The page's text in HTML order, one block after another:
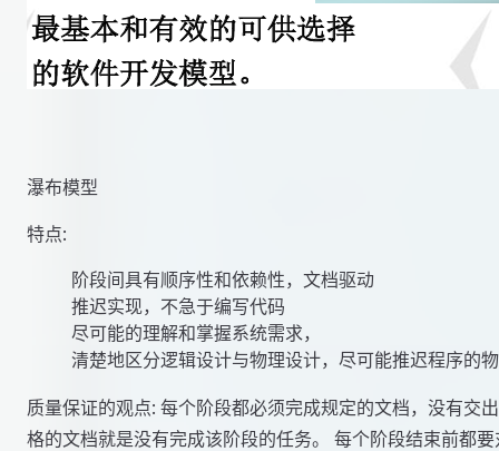
瀑布模型
特点:
    阶段间具有顺序性和依赖性，文档驱动
    推迟实现，不急于编写代码
    尽可能的理解和掌握系统需求，
质量保证的观点: 每个阶段都必须完成规定的文档，没有交
格的文档就是没有完成该阶段的任务。 每个阶段结束前都要